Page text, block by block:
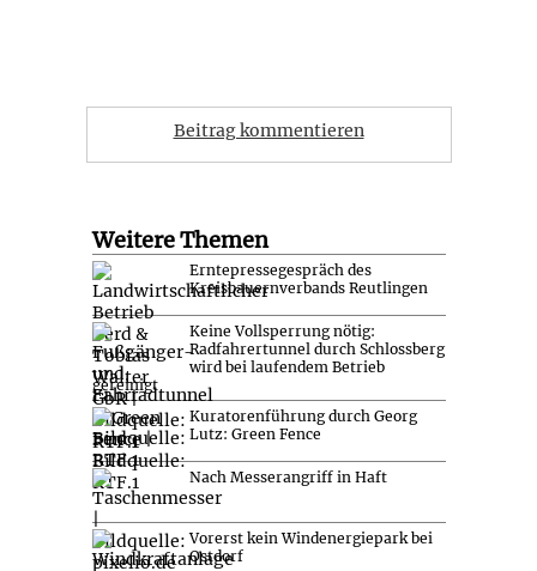
Beitrag kommentieren
Weitere Themen
Erntepressegespräch des
Kreisbauernverbands Reutlingen
Keine Vollsperrung nötig:
Radfahrertunnel durch Schlossberg
wird bei laufendem Betrieb
gereinigt
Kuratorenführung durch Georg
Lutz: Green Fence
Nach Messerangriff in Haft
Vorerst kein Windenergiepark bei
Ostdorf